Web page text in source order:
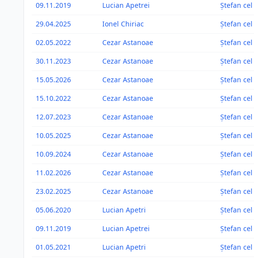
09.11.2019
Lucian Apetrei Ștefan
29.04.2025
Ionel Chiriac Ștefan
02.05.2022
Cezar Astanoae Ștefan
30.11.2023
Cezar Astanoae Ștefan
15.05.2026
Cezar Astanoae Ștefan
15.10.2022
Cezar Astanoae Ștefan
12.07.2023
Cezar Astanoae Ștefan
10.05.2025
Cezar Astanoae Ștefan
10.09.2024
Cezar Astanoae Ștefan
11.02.2026
Cezar Astanoae Ștefan
23.02.2025
Cezar Astanoae Ștefan
05.06.2020
Lucian Apetri Ștefan
09.11.2019
Lucian Apetrei Ștefan
01.05.2021
Lucian Apetri Ștefan